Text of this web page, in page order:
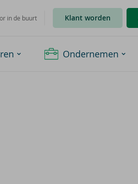
in de buurt Klant worden
Ondernemen